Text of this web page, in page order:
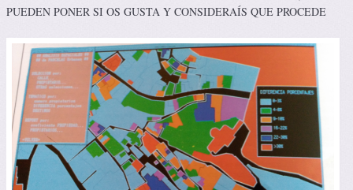
PUEDEN PONER SI OS GUSTA Y CONSIDERAÍS QUE PROCEDE